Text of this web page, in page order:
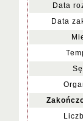
Data
Data